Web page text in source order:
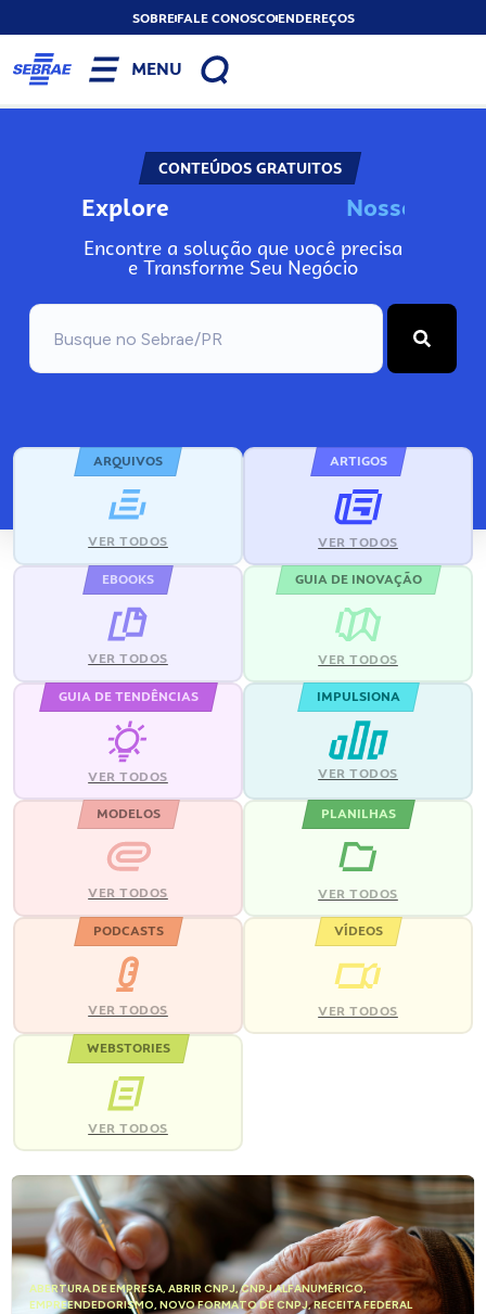
SOBREFALE CONOSCOENDEREÇOS
MENU
CONTEÚDOS GRATUITOS
Explore Nosso
Encontre a solução que você precisa
e Transforme Seu Negócio
ARQUIVOS
VER TODOS
ARTIGOS
VER TODOS
EBOOKS
VER TODOS
GUIA DE INOVAÇÃO
VER TODOS
GUIA DE TENDÊNCIAS
VER TODOS
IMPULSIONA
VER TODOS
MODELOS
VER TODOS
PLANILHAS
VER TODOS
PODCASTS
VER TODOS
VÍDEOS
VER TODOS
WEBSTORIES
VER TODOS
ABERTURA DE EMPRESA, ABRIR CNPJ,CNPJ ALFANUMÉRICO,
EMPREENDEDORISMO, NOVO FORMATO DE CNPJ,RECEITA FEDERAL